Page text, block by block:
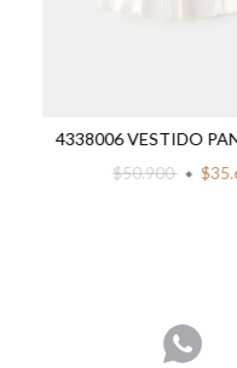
4338006 VESTIDO
$50.900